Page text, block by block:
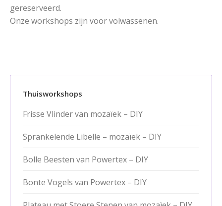
gereserveerd.
Onze workshops zijn voor volwassenen.
Thuisworkshops
Frisse Vlinder van mozaïek – DIY
Sprankelende Libelle – mozaïek – DIY
Bolle Beesten van Powertex – DIY
Bonte Vogels van Powertex – DIY